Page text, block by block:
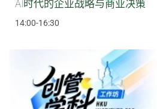
AI时代的企业战略与商业决策
14:00-16:30